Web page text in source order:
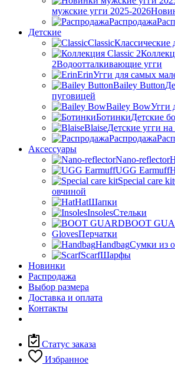
мужские угги 2025-2026
Распродажа
Детские
ClassicКлассические
2Водоотталкивающие угги
ErinУгги для самых
Bailey Button
пуговицей
Bailey BowУгги
БотинкиДетские
BlaiseДетские угги
Распродажа
Аксессуары
Nano-reflector
UGG Earmuff
Special care kit
овчиной
HatШапки
InsolesСтельки
BOOT
GlovesПерчатки
HandbagСумки из
ScarfШарфы
Новинки
Распродажа
Выбор размера
Доставка и оплата
Контакты
Статус заказа
Избранное